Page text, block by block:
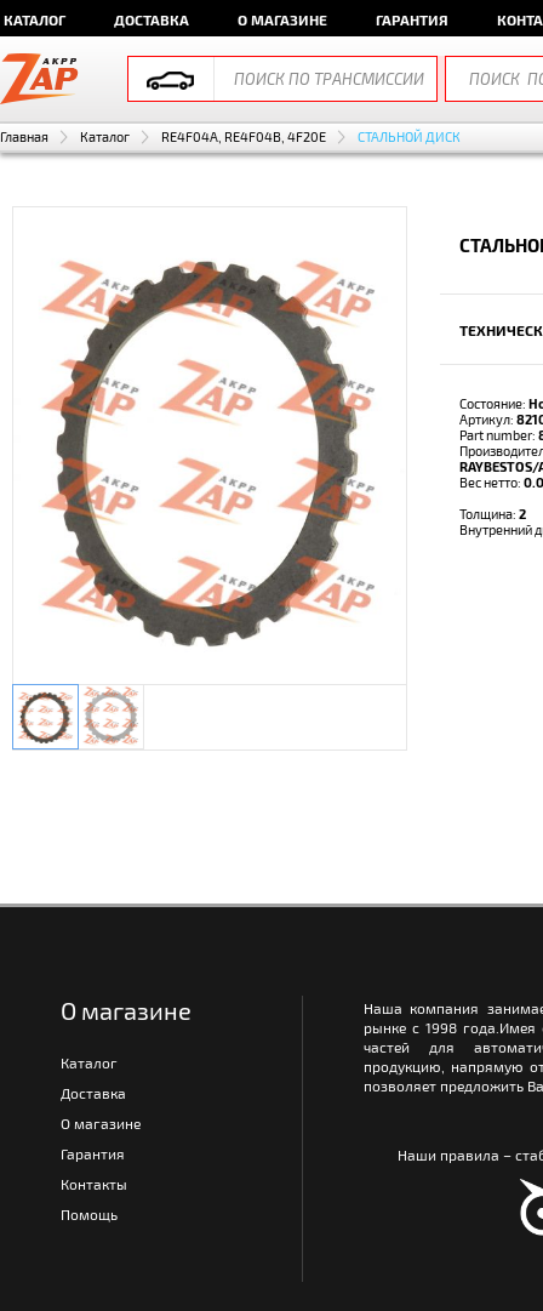
КАТАЛОГ ДОСТАВКА О МАГАЗИНЕ ГАРАНТИЯ
Главная Каталог RE4F04A, RE4F04B, 4F20E СТАЛЬНОЙ ДИСК
Состояние:
Артикул:
Part number:
RAYBESTOS/
Вес нетто:
Толщина: 2
Внутренний
О магазине
Каталог
Доставка
О магазине
Гарантия
Контакты
Помощь
Наша компания
рынке с 1998
частей для
продукцию, напрямую
позволяет предложить
Наши правила –